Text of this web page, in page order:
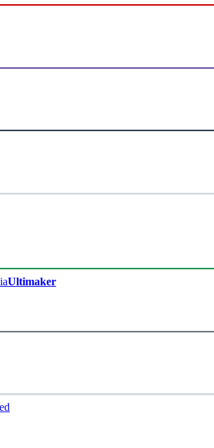
Ultimaker​